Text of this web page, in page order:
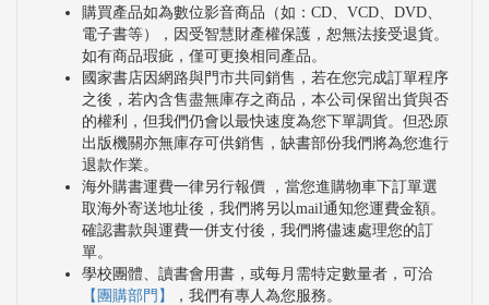
證券、保險公司，在日本都有許多之導入實績。透過
AI之導入，不但內部作業流程效率與風險判斷準確率
提升，並可提供更精準之顧客服務。
醫療與看護領域，高齡化社會在包括日本等國家已成
為趨勢，多家醫療機構與AI業者合作，除了精準醫療
方案外，針對老人照護也是一大產品開發重點，藉以
降低工作人員負擔，以及看護人力不足的狀況。
旅館與餐飲業為創造特色化的服務，已陸續導入送
餐、行李搬運、接待溝通機器人等具有AI技術之產
購買產品如為數位影音商品（如：CD、VCD、DVD、
電子書等），因受智慧財產權保護，恕無法接受退貨。
如有商品瑕疵，僅可更換相同產品。
國家書店因網路與門市共同銷售，若在您完成訂單程序
之後，若內含售盡無庫存之商品，本公司保留出貨與否
的權利，但我們仍會以最快速度為您下單調貨。但恐原
出版機關亦無庫存可供銷售，缺書部份我們將為您進行
退款作業。
海外購書運費一律另行報價 ，當您進購物車下訂單選
取海外寄送地址後，我們將另以mail通知您運費金額。
確認書款與運費一併支付後，我們將儘速處理您的訂
單。
學校團體、讀書會用書，或每月需特定數量者，可洽
【團購部門】
，我們有專人為您服務。